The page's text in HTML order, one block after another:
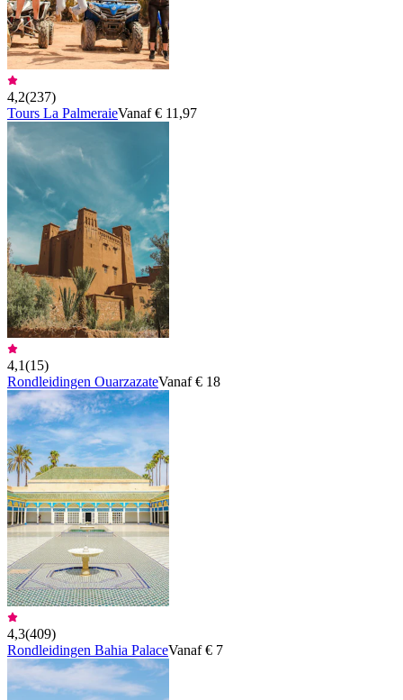
4,2(237)
Tours La PalmeraieVanaf € 11,97
4,1(15)
Rondleidingen OuarzazateVanaf € 18
4,3(409)
Rondleidingen Bahia PalaceVanaf € 7